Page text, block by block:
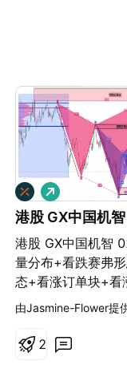
港股 GX中国机
港股 GX中国机智
量分布+看跌赛弗
态+看涨订单块+看
级别等回踩做多，
一目标位看48.38
做
多
由Jasmine-Flower提
2